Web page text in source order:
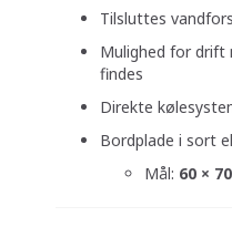
Tilsluttes
Mulighed for drift
findes
Direkte
Bordplade i sort
Mål: 60 ×